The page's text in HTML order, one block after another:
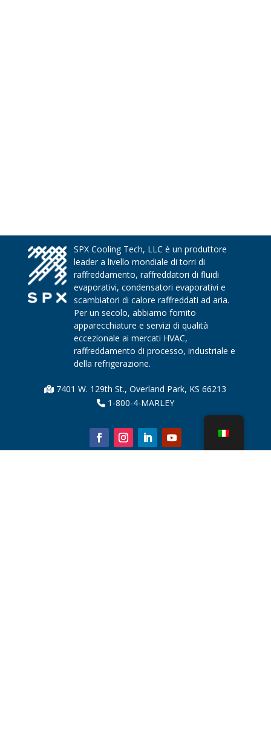
SPX Cooling Tech, LLC è un produttore
leader a livello mondiale di torri di
raffreddamento, raffreddatori di fluidi
evaporativi, condensatori evaporativi e
scambiatori di calore raffreddati ad aria.
Per un secolo, abbiamo fornito
apparecchiature e servizi di qualità
eccezionale ai mercati HVAC,
raffreddamento di processo, industriale e
della refrigerazione.
7401 W. 129th St., Overland Park, KS 66213
1-800-4-MARLEY